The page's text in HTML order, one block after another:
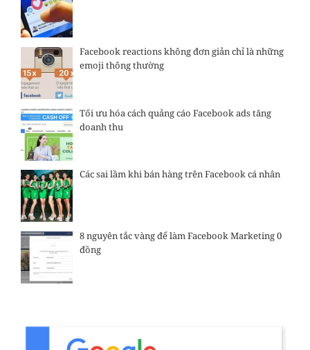
Facebook reactions không đơn giản chỉ là những
emoji thông thường
Tối ưu hóa cách quảng cáo Facebook ads tăng
doanh thu
Các sai lầm khi bán hàng trên Facebook cá nhân
8 nguyên tắc vàng để làm Facebook Marketing 0
đồng